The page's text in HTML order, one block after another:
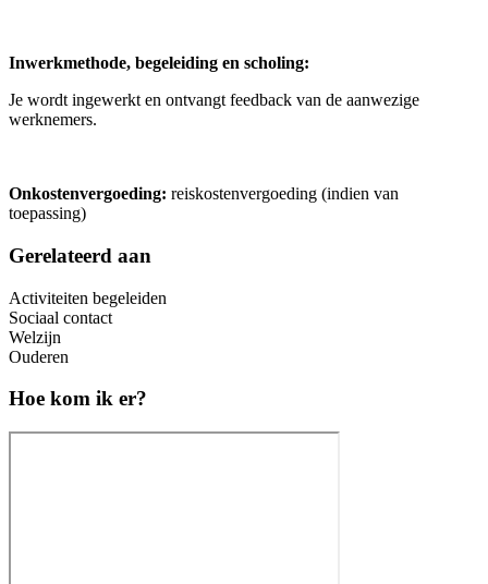
Inwerkmethode, begeleiding en scholing:
Je wordt ingewerkt en ontvangt feedback van de aanwezige
werknemers.
Onkostenvergoeding: reiskostenvergoeding (indien van
toepassing)
Gerelateerd aan
Activiteiten begeleiden
Sociaal contact
Welzijn
Ouderen
Hoe kom ik er?